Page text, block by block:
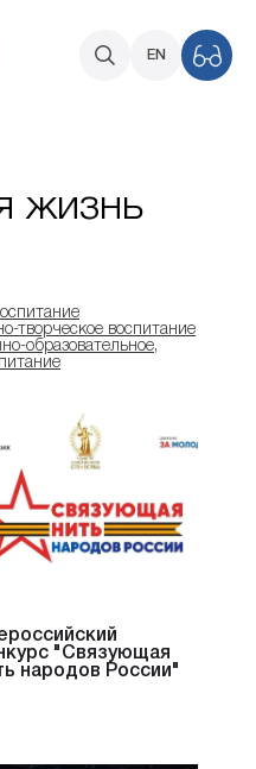
EN
жизнь
творческое воспитание
образовательное,
"Связующая
народов России"